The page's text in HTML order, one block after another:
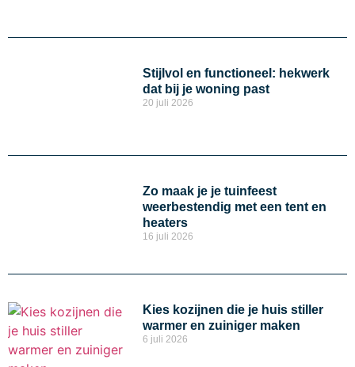
Stijlvol en functioneel: hekwerk
dat bij je woning past
20 juli 2026
Zo maak je je tuinfeest
weerbestendig met een tent en
heaters
16 juli 2026
Kies kozijnen die je huis stiller
warmer en zuiniger maken
6 juli 2026